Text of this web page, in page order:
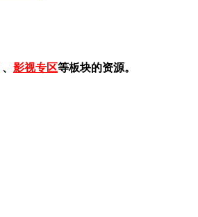
、 影视专区等板块的资源。